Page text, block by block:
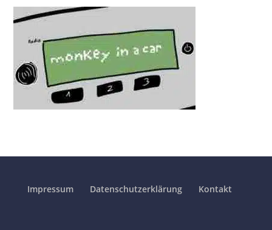
Impressum Datenschutzerklärung Kontakt